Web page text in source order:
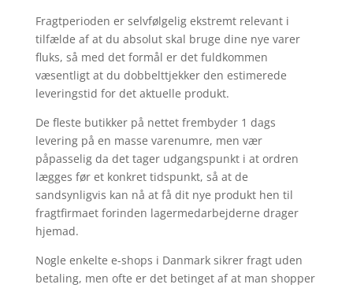
Fragtperioden er selvfølgelig ekstremt relevant i
tilfælde af at du absolut skal bruge dine nye varer
fluks, så med det formål er det fuldkommen
væsentligt at du dobbelttjekker den estimerede
leveringstid for det aktuelle produkt.
De fleste butikker på nettet frembyder 1 dags
levering på en masse varenumre, men vær
påpasselig da det tager udgangspunkt i at ordren
lægges før et konkret tidspunkt, så at de
sandsynligvis kan nå at få dit nye produkt hen til
fragtfirmaet forinden lagermedarbejderne drager
hjemad.
Nogle enkelte e-shops i Danmark sikrer fragt uden
betaling, men ofte er det betinget af at man shopper